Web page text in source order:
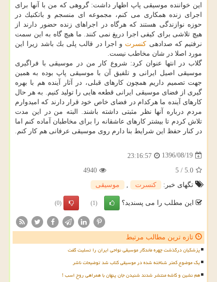
این خواننده موسیقی پاپ اظهار داشت: گروهی كه من با آنها برای
اجرای زنده همكاری می كنم، مجموعه ای منسجم و باتكنیك در
حوزه نوازندگی هستند كه هرگاه در اجراهای زنده حضور دارند از
هیچ تلاشی برای كیفی اجرا دریغ نمی كنند. ما هیچ گاه به این سمت
نرفتیم كه صدادهی كنسرت و اجرا در قالب پلی بك باشد زیرا این
مورد اصلا در شان مخاطب نیست.
گلاب در انتها عنوان كرد: شروع كار من در موسیقی با فراگیری
موسیقی اصیل ایرانی و تلفیق آن با موسیقی پاپ بوده به همین
جهت تصمیم داریم همچون كارهای قبلی، در آثار آینده هم با بهره
گیری از فضای موسیقی ایرانی قطعه هایی را تولید كنیم. به هر حال
كارهای آینده ما هركدام در فضای خاص خود قرار دارند كه امیدوارم
مردم درباره آنها نظر مثبتی داشته باشند. البته من در این مدت
تلاش كردم تا بیشتر كارهای عاشقانه را برای مخاطبان آماده كنم اما
در كنار حفظ این شرایط بنا دارم روی موسیقی عرفانی هم كار كنم.
1396/08/19
23:16:57
5.0
/
5
4940
تگهای خبر:
كنسرت موسیقی
این مطلب را می پسندید؟ (1)
(0)
تازه ترین مطالب مرتبط
پزشکیان درگذشت چهره ماندگار موسیقی نواحی ایران را تسلیت گفت
یک موضوع کمتر شناخته شده در موسیقی کتاب شد توضیحات ناشر
هم نشین و کاشه منتشر شدند شنیدن جان پنهان با همراهی روح اسب !